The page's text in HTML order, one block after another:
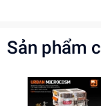
Lắp ráp
Lợi Ích Phát
Sản phẩm